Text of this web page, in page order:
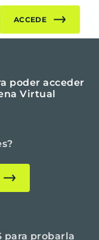
ACCEDE
poder acceder
Virtual
para probarla
y Nutrición